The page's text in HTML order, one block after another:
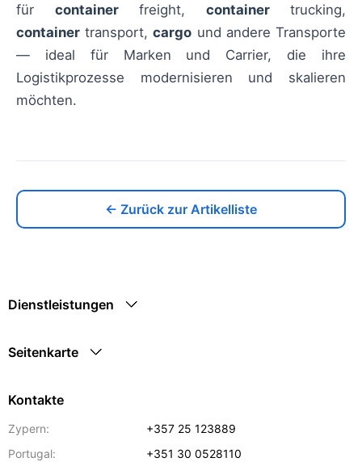
für containerfreight, containertrucking,
container transport,cargo und andere Transporte
— ideal für Marken und Carrier, die ihre
Logistikprozesse modernisieren und skalieren
möchten.
← Zurück zur Artikelliste
Dienstleistungen
Seitenkarte
Kontakte
Zypern:
+357 25 123889
Portugal:
+351 30 0528110